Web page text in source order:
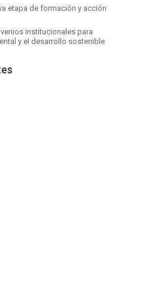
etapa de formación y acción
institucionales para
y el desarrollo sostenible